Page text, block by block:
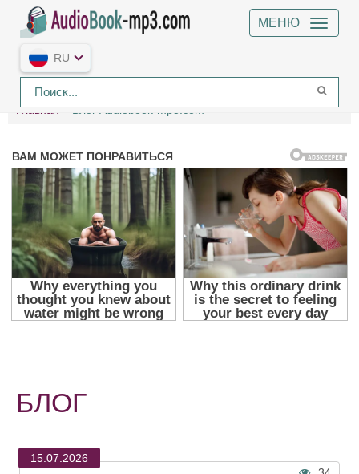
МЕНЮ
RU
Главная Блог Audiobook-mp3.com
БЛОГ
15.07.2026